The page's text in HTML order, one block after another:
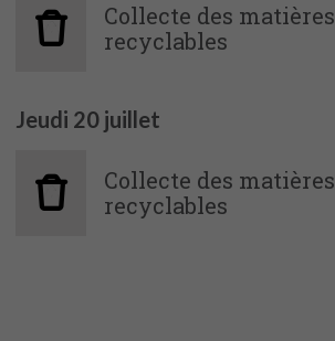
Collecte des matières
recyclables
Jeudi 20 juillet
Collecte des matières
recyclables